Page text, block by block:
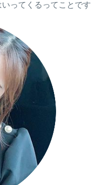
ってくるってことです